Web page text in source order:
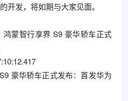
开发，将如期与大家见面。
鸿蒙智行享界 S9 豪华轿车正式
豪华轿车正式发布：首发华为